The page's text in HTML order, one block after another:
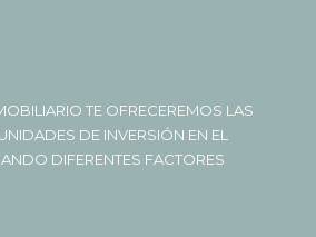
TE OFRECEREMOS LAS
DE INVERSIÓN EN EL
DIFERENTES FACTORES